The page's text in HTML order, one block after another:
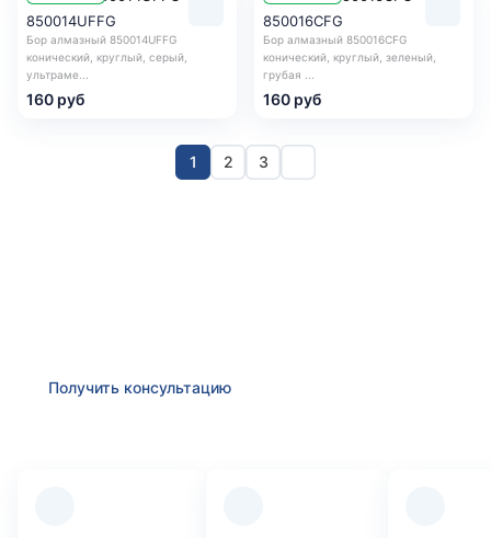
850014UFFG
Бор алмазный 850014UFFG
конический, круглый, серый,
ультраме...
160 руб
850016CFG
Бор алмазный 850016CFG
конический, круглый, зеленый,
грубая ...
160 руб
1 2 3
Получить консультацию